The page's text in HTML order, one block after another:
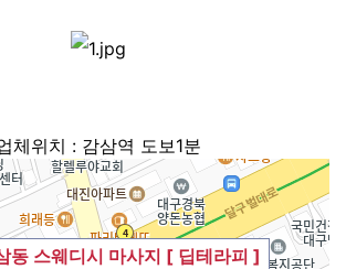
체위치 : 감삼역 도보1분
동 스웨디시 마사지 [ 딥테라피 ]